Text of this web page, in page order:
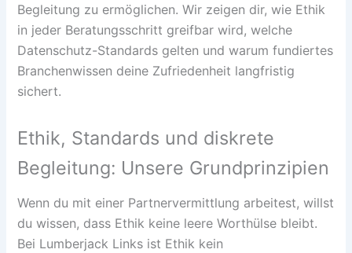
Begleitung zu ermöglichen. Wir zeigen dir, wie Ethik
in jeder Beratungsschritt greifbar wird, welche
Datenschutz-Standards gelten und warum fundiertes
Branchenwissen deine Zufriedenheit langfristig
sichert.
Ethik, Standards und diskrete
Begleitung: Unsere Grundprinzipien
Wenn du mit einer Partnervermittlung arbeitest, willst
du wissen, dass Ethik keine leere Worthülse bleibt.
Bei Lumberjack Links ist Ethik kein